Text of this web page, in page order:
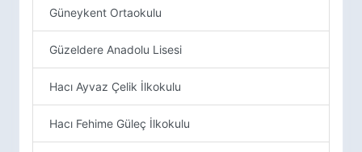
Güneykent Ortaokulu
Güzeldere Anadolu Lisesi
Hacı Ayvaz Çelik İlkokulu
Hacı Fehime Güleç İlkokulu